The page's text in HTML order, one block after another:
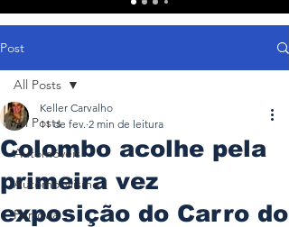
Post
All Posts
Automóveis
Automobilismo
Ferrovia
All Posts
Colombo acolhe pela
primeira vez
exposição do Carro do
Keller Carvalho
11 de fev. 2 min de leitura